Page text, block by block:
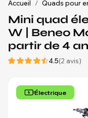
Accueil / Quads pour
Mini quad
W | Beneo
partir de 4
4.5(2 avis)
Électrique